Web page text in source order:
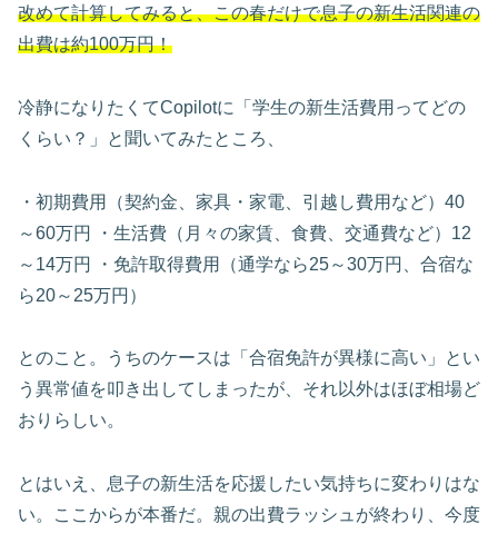
改めて計算してみると、この春だけで息子の新生活関連の
出費は約100万円！
冷静になりたくてCopilotに「学生の新生活費用ってどの
くらい？」と聞いてみたところ、
・初期費用（契約金、家具・家電、引越し費用など）40
～60万円 ・生活費（月々の家賃、食費、交通費など）12
～14万円 ・免許取得費用（通学なら25～30万円、合宿な
ら20～25万円）
とのこと。うちのケースは「合宿免許が異様に高い」とい
う異常値を叩き出してしまったが、それ以外はほぼ相場ど
おりらしい。
とはいえ、息子の新生活を応援したい気持ちに変わりはな
い。ここからが本番だ。親の出費ラッシュが終わり、今度